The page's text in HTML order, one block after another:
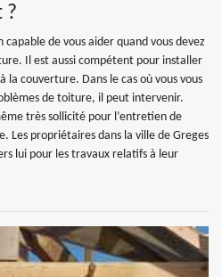
?
de vous aider quand vous devez
Il est aussi compétent pour installer
couverture. Dans le cas où vous vous
de toiture, il peut intervenir.
très sollicité pour l’entretien de
Les propriétaires dans la ville de Greges
lui pour les travaux relatifs à leur